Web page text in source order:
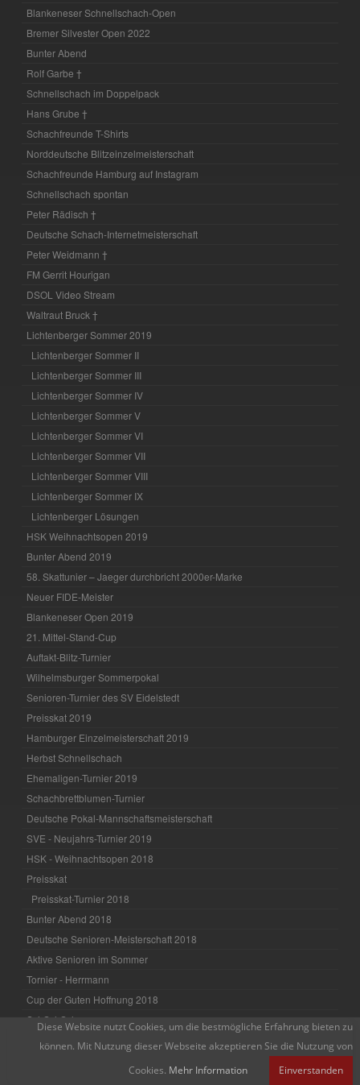
Blankeneser Schnellschach-Open
Bremer Silvester Open 2022
Bunter Abend
Rolf Garbe †
Schnellschach im Doppelpack
Hans Grube †
Schachfreunde T-Shirts
Norddeutsche Blitzeinzelmeisterschaft
Schachfreunde Hamburg auf Instagram
Schnellschach spontan
Peter Rädisch †
Deutsche Schach-Internetmeisterschaft
Peter Weidmann †
FM Gerrit Hourigan
DSOL Video Stream
Waltraut Bruck †
Lichtenberger Sommer 2019
Lichtenberger Sommer II
Lichtenberger Sommer III
Lichtenberger Sommer IV
Lichtenberger Sommer V
Lichtenberger Sommer VI
Lichtenberger Sommer VII
Lichtenberger Sommer VIII
Lichtenberger Sommer IX
Lichtenberger Lösungen
HSK Weihnachtsopen 2019
Bunter Abend 2019
58. Skattunier – Jaeger durchbricht 2000er-Marke
Neuer FIDE-Meister
Blankeneser Open 2019
21. Mittel-Stand-Cup
Auftakt-Blitz-Turnier
Wilhelmsburger Sommerpokal
Senioren-Turnier des SV Eidelstedt
Preisskat 2019
Hamburger Einzelmeisterschaft 2019
Herbst Schnellschach
Ehemaligen-Turnier 2019
Schachbrettblumen-Turnier
Deutsche Pokal-Mannschaftsmeisterschaft
SVE - Neujahrs-Turnier 2019
HSK - Weihnachtsopen 2018
Preisskat
Preisskat-Turnier 2018
Bunter Abend 2018
Deutsche Senioren-Meisterschaft 2018
Aktive Senioren im Sommer
Tornier - Herrmann
Cup der Guten Hoffnung 2018
SchSchSch
Ehemaligen -Turnier 2018
Diese Website nutzt Cookies, um die bestmögliche Erfahrung bieten zu
können. Mit Nutzung dieser Webseite akzeptieren Sie die Nutzung von
Cookies. Mehr Information Einverstanden